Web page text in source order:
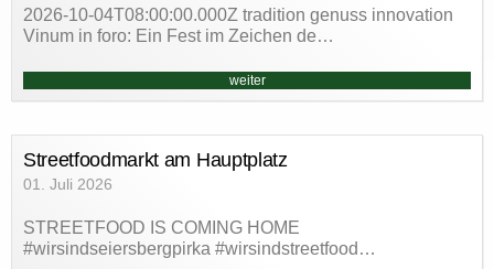
2026-10-04T08:00:00.000Z tradition genuss innovation
Vinum in foro: Ein Fest im Zeichen de…
weiter
Streetfoodmarkt am Hauptplatz
01. Juli 2026
STREETFOOD IS COMING HOME
#wirsindseiersbergpirka #wirsindstreetfood…